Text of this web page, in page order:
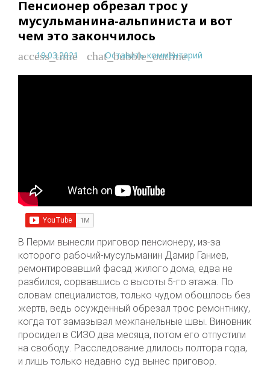
Пенсионер обрезал трос у
мусульманина-альпиниста и вот
чем это закончилось
access_time
19.03.2021 chat_bubble_outline
Оставить комментарий
В Перми вынесли приговор пенсионеру, из-за
которого рабочий-мусульманин Дамир Ганиев,
ремонтировавший фасад жилого дома, едва не
разбился, сорвавшись с высоты 5-го этажа. По
словам специалистов, только чудом обошлось без
жертв, ведь осужденный обрезал трос ремонтнику,
когда тот замазывал межпанельные швы. Виновник
просидел в СИЗО два месяца, потом его отпустили
на свободу. Расследование длилось полтора года,
и лишь только недавно суд вынес приговор.